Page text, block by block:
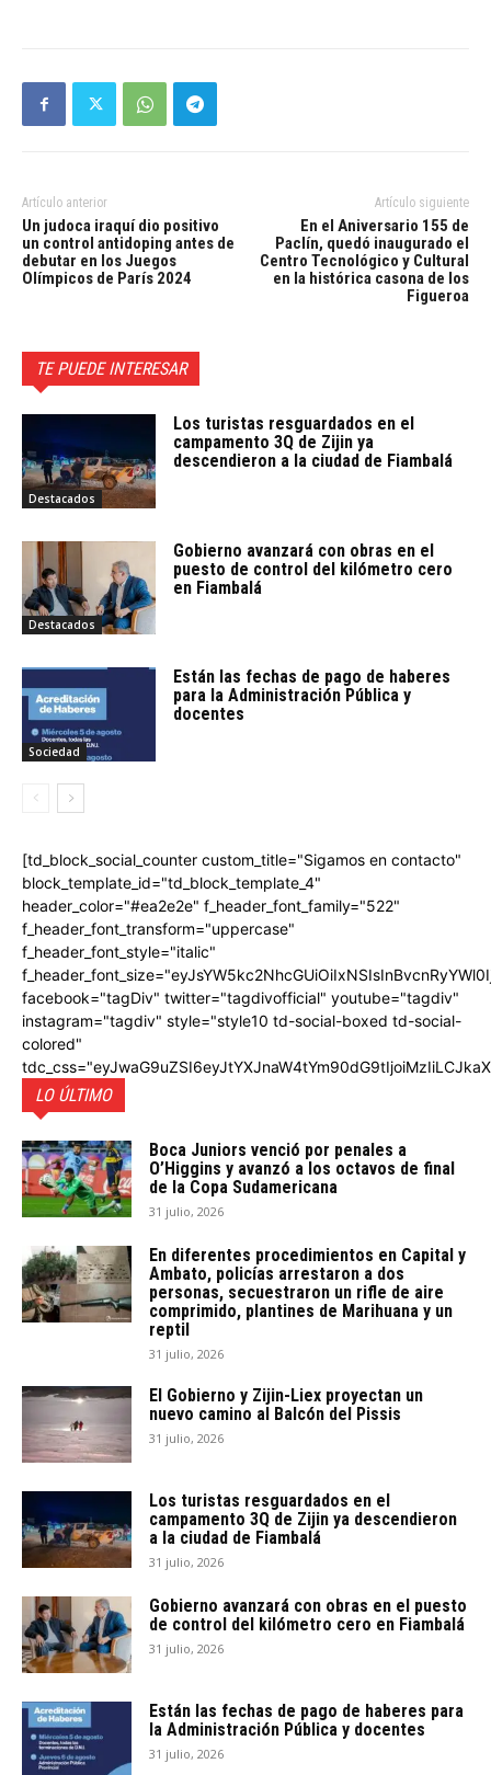
Artículo anterior
Un judoca iraquí dio positivo
un control antidoping antes de
debutar en los Juegos
Olímpicos de París 2024
Artículo siguiente
En el Aniversario 155 de
Paclín, quedó inaugurado el
Centro Tecnológico y Cultural
en la histórica casona de los
Figueroa
TE PUEDE INTERESAR
Destacados
Los turistas resguardados en el
campamento 3Q de Zijin ya
descendieron a la ciudad de Fiambalá
Destacados
Gobierno avanzará con obras en el
puesto de control del kilómetro cero
en Fiambalá
Sociedad
Están las fechas de pago de haberes
para la Administración Pública y
docentes
[td_block_social_counter custom_title="Sigamos en contacto"
block_template_id="td_block_template_4"
header_color="#ea2e2e" f_header_font_family="522"
f_header_font_transform="uppercase"
f_header_font_style="italic"
facebook="tagDiv" twitter="tagdivofficial" youtube="tagdiv"
instagram="tagdiv" style="style10 td-social-boxed td-social-
colored"
LO ÚLTIMO
Boca Juniors venció por penales a
O’Higgins y avanzó a los octavos de final
de la Copa Sudamericana
31 julio, 2026
En diferentes procedimientos en Capital y
Ambato, policías arrestaron a dos
personas, secuestraron un rifle de aire
comprimido, plantines de Marihuana y un
reptil
31 julio, 2026
El Gobierno y Zijin-Liex proyectan un
nuevo camino al Balcón del Pissis
31 julio, 2026
Los turistas resguardados en el
campamento 3Q de Zijin ya descendieron
a la ciudad de Fiambalá
31 julio, 2026
Gobierno avanzará con obras en el puesto
de control del kilómetro cero en Fiambalá
31 julio, 2026
Están las fechas de pago de haberes para
la Administración Pública y docentes
31 julio, 2026